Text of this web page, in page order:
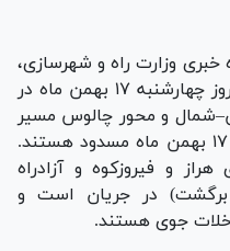
خبری وزارت راه و شهرسازی،
مرکز مدیریت راه‌های کشور صبح روز چهارشنبه ۱۷ بهمن ماه در
و محور چالوس مسیر
رفت و برگشت تا ساعت ۱۶ مورخ ۱۷ بهمن ماه مسدود هستند.
و فیروزکوه و آزادراه
در جریان است و
جوی هستند.